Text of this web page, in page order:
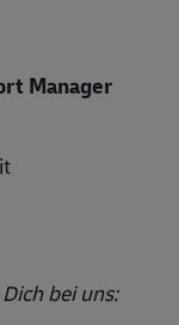
Manager
bei uns: